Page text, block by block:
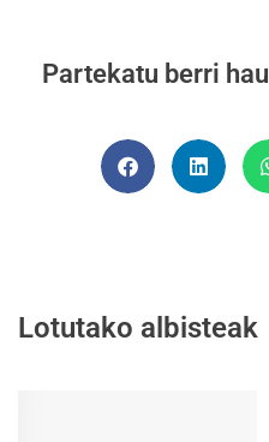
Partekatu berri hau
Lotutako albisteak